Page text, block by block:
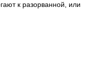
к разорванной, или